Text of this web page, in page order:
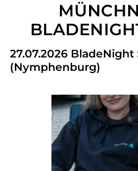
27.07.2026
(Nymphenburg)